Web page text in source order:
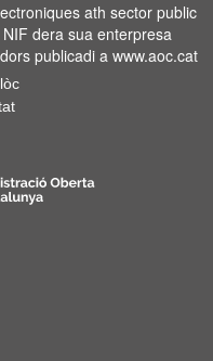
ath sector public
dera sua enterpresa
publicadi a www.aoc.cat